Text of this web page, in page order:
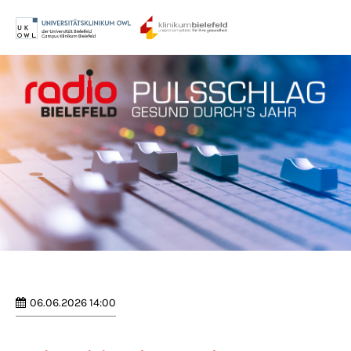
Login
Benutzername
Passwort
Anmelden
06.06.2026 14:00